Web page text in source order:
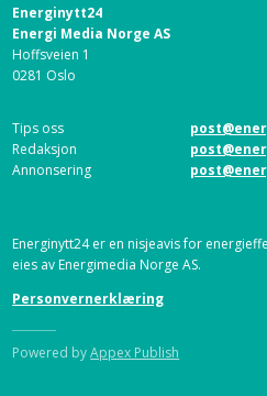
Energinytt24
Energi Media Norge AS
Hoffsveien 1
0281 Oslo
Tips oss
Redaksjon
Annonsering
Energinytt24 er en nisjeavis for
eies av Energimedia Norge AS.
Personvernerklæring
Powered byAppex Publish